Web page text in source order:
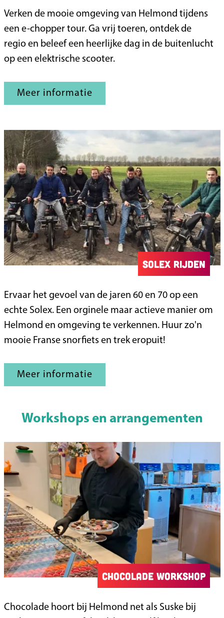
E
-
c
h
p
r
t
o
u
r
Verken de mooie omgeving van Helmond tijdens
een e-chopper tour. Ga vrij toeren, ontdek de
regio en beleef een heerlijke dag in de buitenlucht
op een elektrische scooter.
Meer informatie
Solex rijden
S
o
l
e
i
Ervaar het gevoel van de jaren 60 en 70 op een
echte Solex. Een orginele maar actieve manier om
Helmond en omgeving te verkennen. Huur zo'n
mooie Franse snorfiets en trek eropuit!
Meer informatie
Workshops en arrangementen
Chocolade workshop
C
Chocolade hoort bij Helmond net als Suske bij